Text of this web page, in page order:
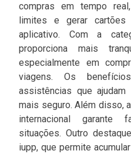
compras em tempo
limites e gerar cartões
aplicativo. Com a
proporciona mais
especialmente em
viagens. Os
assistências que
mais seguro. Além disso,
internacional garante
situações. Outro
iupp, que permite